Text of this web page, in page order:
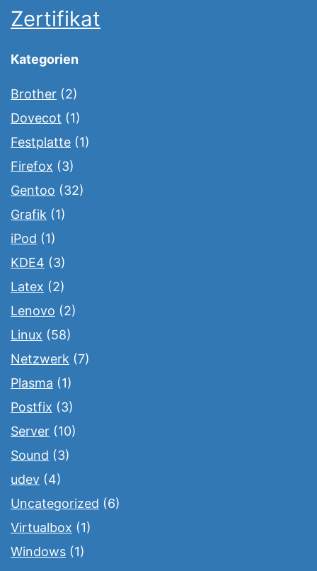
Zertifikat
Kategorien
Brother (2)
Dovecot (1)
Festplatte (1)
Firefox (3)
Gentoo (32)
Grafik (1)
iPod (1)
KDE4 (3)
Latex (2)
Lenovo (2)
Linux (58)
Netzwerk (7)
Plasma (1)
Postfix (3)
Server (10)
Sound (3)
udev (4)
Uncategorized (6)
Virtualbox (1)
Windows (1)